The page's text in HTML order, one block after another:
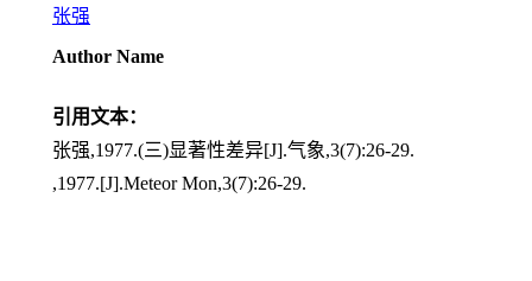
张强
Author Name
引用文本：
张强,1977.(三)显著性差异[J].气象,3(7):26-29.
,1977.[J].Meteor Mon,3(7):26-29.